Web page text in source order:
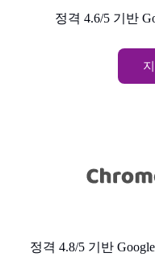
정격 4.6/5 기반
정격 4.8/5 기반